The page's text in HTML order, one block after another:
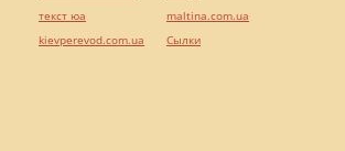
текст юа
kievperevod.com.ua
maltina.com.ua
Cылки